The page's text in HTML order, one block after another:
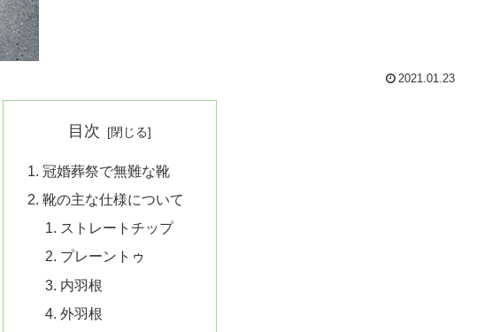
2021.01.23
目次
冠婚葬祭で無難な靴
靴の主な仕様について
ストレートチップ
プレーントゥ
内羽根
外羽根